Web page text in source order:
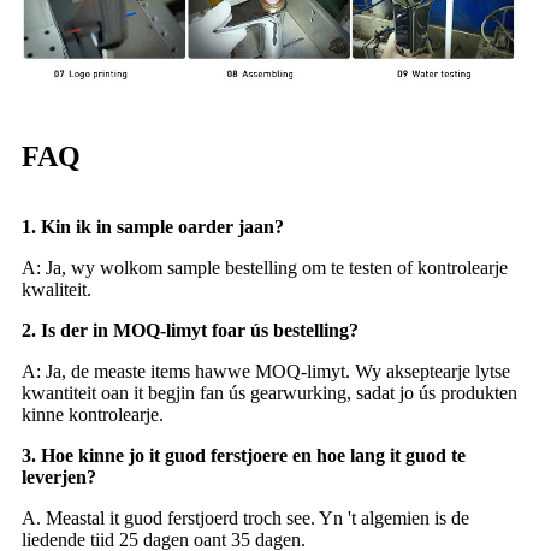
FAQ
1. Kin ik in sample oarder jaan?
A: Ja, wy wolkom sample bestelling om te testen of kontrolearje
kwaliteit.
2. Is der in MOQ-limyt foar ús bestelling?
A: Ja, de measte items hawwe MOQ-limyt. Wy akseptearje lytse
kwantiteit oan it begjin fan ús gearwurking, sadat jo ús produkten
kinne kontrolearje.
3. Hoe kinne jo it guod ferstjoere en hoe lang it guod te
leverjen?
A. Meastal it guod ferstjoerd troch see. Yn 't algemien is de
liedende tiid 25 dagen oant 35 dagen.